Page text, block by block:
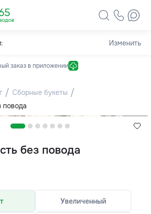
Изменить
заказ в приложении
Сборные букеты
повода
без повода
Увеличенный